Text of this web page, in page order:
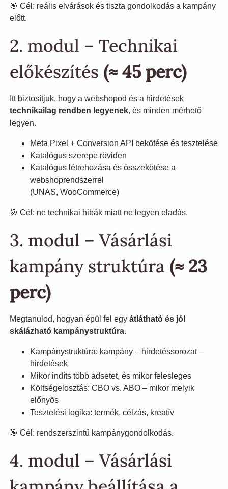
🎯 Cél: reális elvárások és tiszta gondolkodás a kampány
előtt.
2. modul – Technikai
előkészítés (≈ 45 perc)
Itt biztosítjuk, hogy a webshopod és a hirdetések
technikailag rendben legyenek, és minden mérhető
legyen.
Meta Pixel + Conversion API bekötése és tesztelése
Katalógus szerepe röviden
Katalógus létrehozása és összekötése a
webshoprendszerrel
(UNAS, WooCommerce)
🎯 Cél: ne technikai hibák miatt ne legyen eladás.
3. modul – Vásárlási
kampány struktúra (≈ 23
perc)
Megtanulod, hogyan épül fel egy átlátható és jól
skálázható kampánystruktúra.
Kampánystruktúra: kampány – hirdetéssorozat –
hirdetések
Mikor indíts több adsetet, és mikor felesleges
Költségelosztás: CBO vs. ABO – mikor melyik
előnyös
Tesztelési logika: termék, célzás, kreatív
🎯 Cél: rendszerszintű kampánygondolkodás.
4. modul – Vásárlási